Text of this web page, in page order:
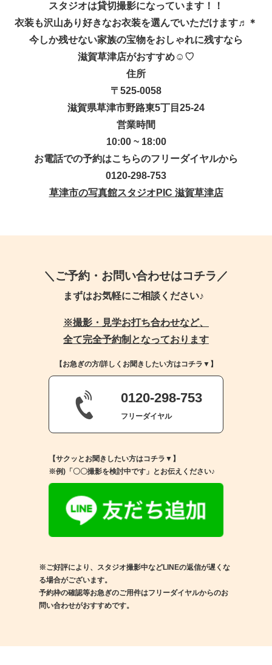
スタジオは貸切撮影になっています！！
衣装も沢山あり好きなお衣装を選んでいただけます♬＊
今しか残せない家族の宝物をおしゃれに残すなら
滋賀草津店がおすすめ☺︎ ♡
住所
〒525-0058
滋賀県草津市野路東5丁目25-24
営業時間
10:00 ~ 18:00
お電話での予約はこちらのフリーダイヤルから
0120-298-753
草津市の写真館スタジオ PIC 滋賀草津店
＼ご予約・お問い合わせはコチラ／
まずはお気軽にご相談ください♪
※撮影・見学お打ち合わせなど、
全て完全予約制となっております
【お急ぎの方/詳しくお聞きしたい方はコチラ▼】
0120-298-753
フリーダイヤル
【サクッとお聞きしたい方はコチラ▼】
※例)「〇〇撮影を検討中です」とお伝えください♪
※ご好評により、スタジオ撮影中などLINEの返信が遅くな
る場合がございます。
予約枠の確認等お急ぎのご用件はフリーダイヤルからのお
問い合わせがおすすめです。